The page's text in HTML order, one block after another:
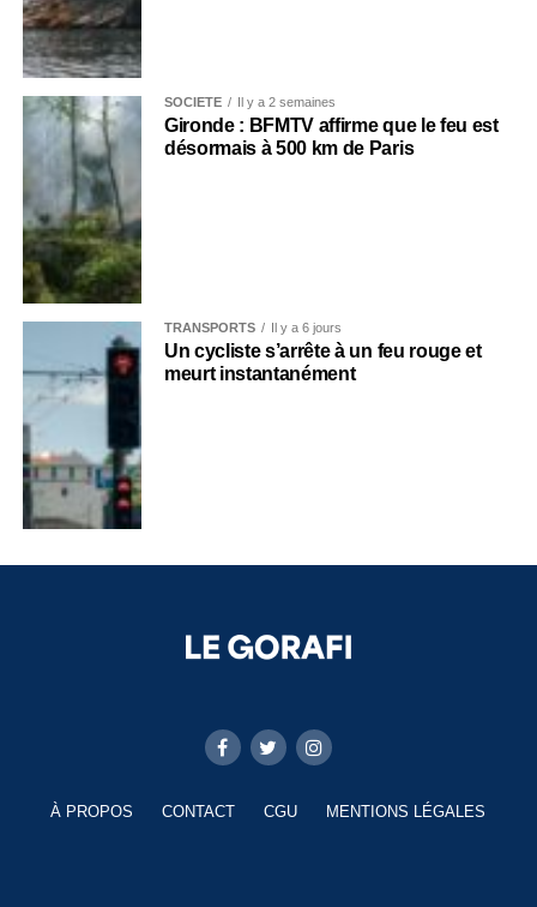
SOCIÉTÉ Il y a 2 semaines
Gironde : BFMTV affirme que le feu est
désormais à 500 km de Paris
TRANSPORTS Il y a 6 jours
Un cycliste s’arrête à un feu rouge et
meurt instantanément
À PROPOS CONTACT CGU MENTIONS LÉGALES